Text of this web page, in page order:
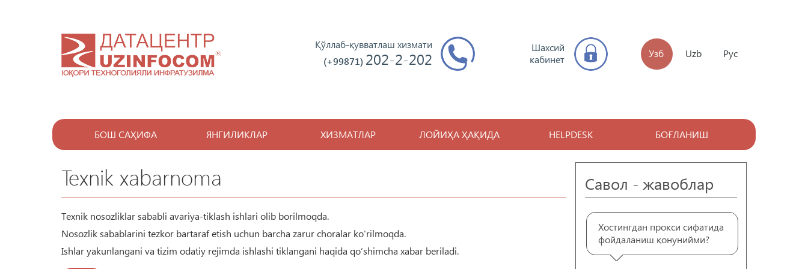
БОШ САҲИФА ЯНГИЛИКЛАР ХИЗМАТЛАР ЛОЙИҲА ҲАҚИДА HELPDESK БОҒЛАНИШ
Узб Uzb Рус
Шахсий
кабинет
Қўллаб-қувватлаш хизмати
(+99871) 202-2-202
Texnik xabarnoma
Texnik nosozliklar sababli avariya-tiklash ishlari olib borilmoqda.
Nosozlik sabablarini tezkor bartaraf etish uchun barcha zarur choralar ko‘rilmoqda.
Ishlar yakunlangani va tizim odatiy rejimda ishlashi tiklangani haqida qo‘shimcha xabar beriladi.
Савол - жавоблар
Хостингдан прокси сифатида
фойдаланиш қонунийми?